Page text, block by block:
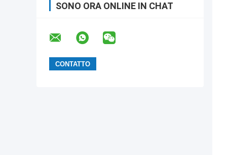
SONO ORA ONLINE IN CHAT